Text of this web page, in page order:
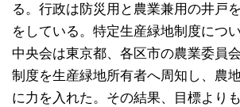
る。行政は防災用と農業兼用の井戸
をしている。特定生産緑地制度につ
中央会は東京都、各区市の農業委員
制度を生産緑地所有者へ周知し、農
に力を入れた。その結果、目標より